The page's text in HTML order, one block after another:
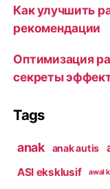
Как улучшить
рекомендации
Оптимизация
секреты
Tags
anak anak autis
ASI eksklusif
awal